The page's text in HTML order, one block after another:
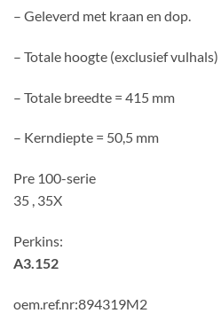
– Geleverd met kraan en dop.
– Totale hoogte (exclusief
– Totale breedte = 415 mm
– Kerndiepte = 50,5 mm
Pre 100-serie
35 , 35X
Perkins:
A3.152
oem.ref.nr:894319M2